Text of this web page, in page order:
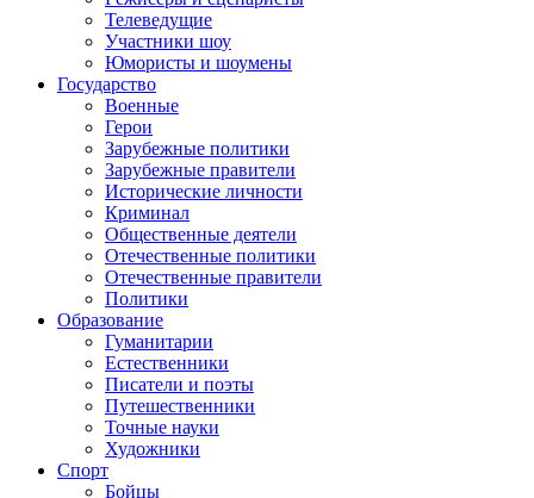
Телеведущие
Участники шоу
Юмористы и шоумены
Государство
Военные
Герои
Зарубежные политики
Зарубежные правители
Исторические личности
Криминал
Общественные деятели
Отечественные политики
Отечественные правители
Политики
Образование
Гуманитарии
Естественники
Писатели и поэты
Путешественники
Точные науки
Художники
Спорт
Бойцы